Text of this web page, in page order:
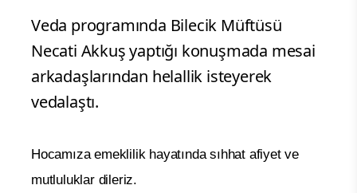
Veda programında Bilecik Müftüsü
Necati Akkuş yaptığı konuşmada mesai
arkadaşlarından helallik isteyerek
vedalaştı.
Hocamıza emeklilik hayatında sıhhat afiyet ve
mutluluklar dileriz.